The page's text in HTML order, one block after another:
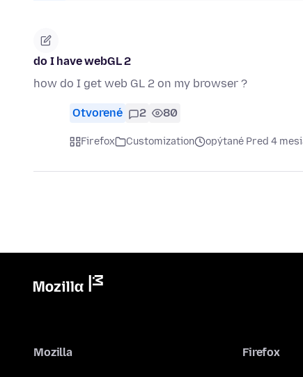
do I have webGL 2
how do I get web GL 2 on my browser ?
Otvorené 2 80
Firefox Customization opýtané Pred 4
Mozilla Firefox